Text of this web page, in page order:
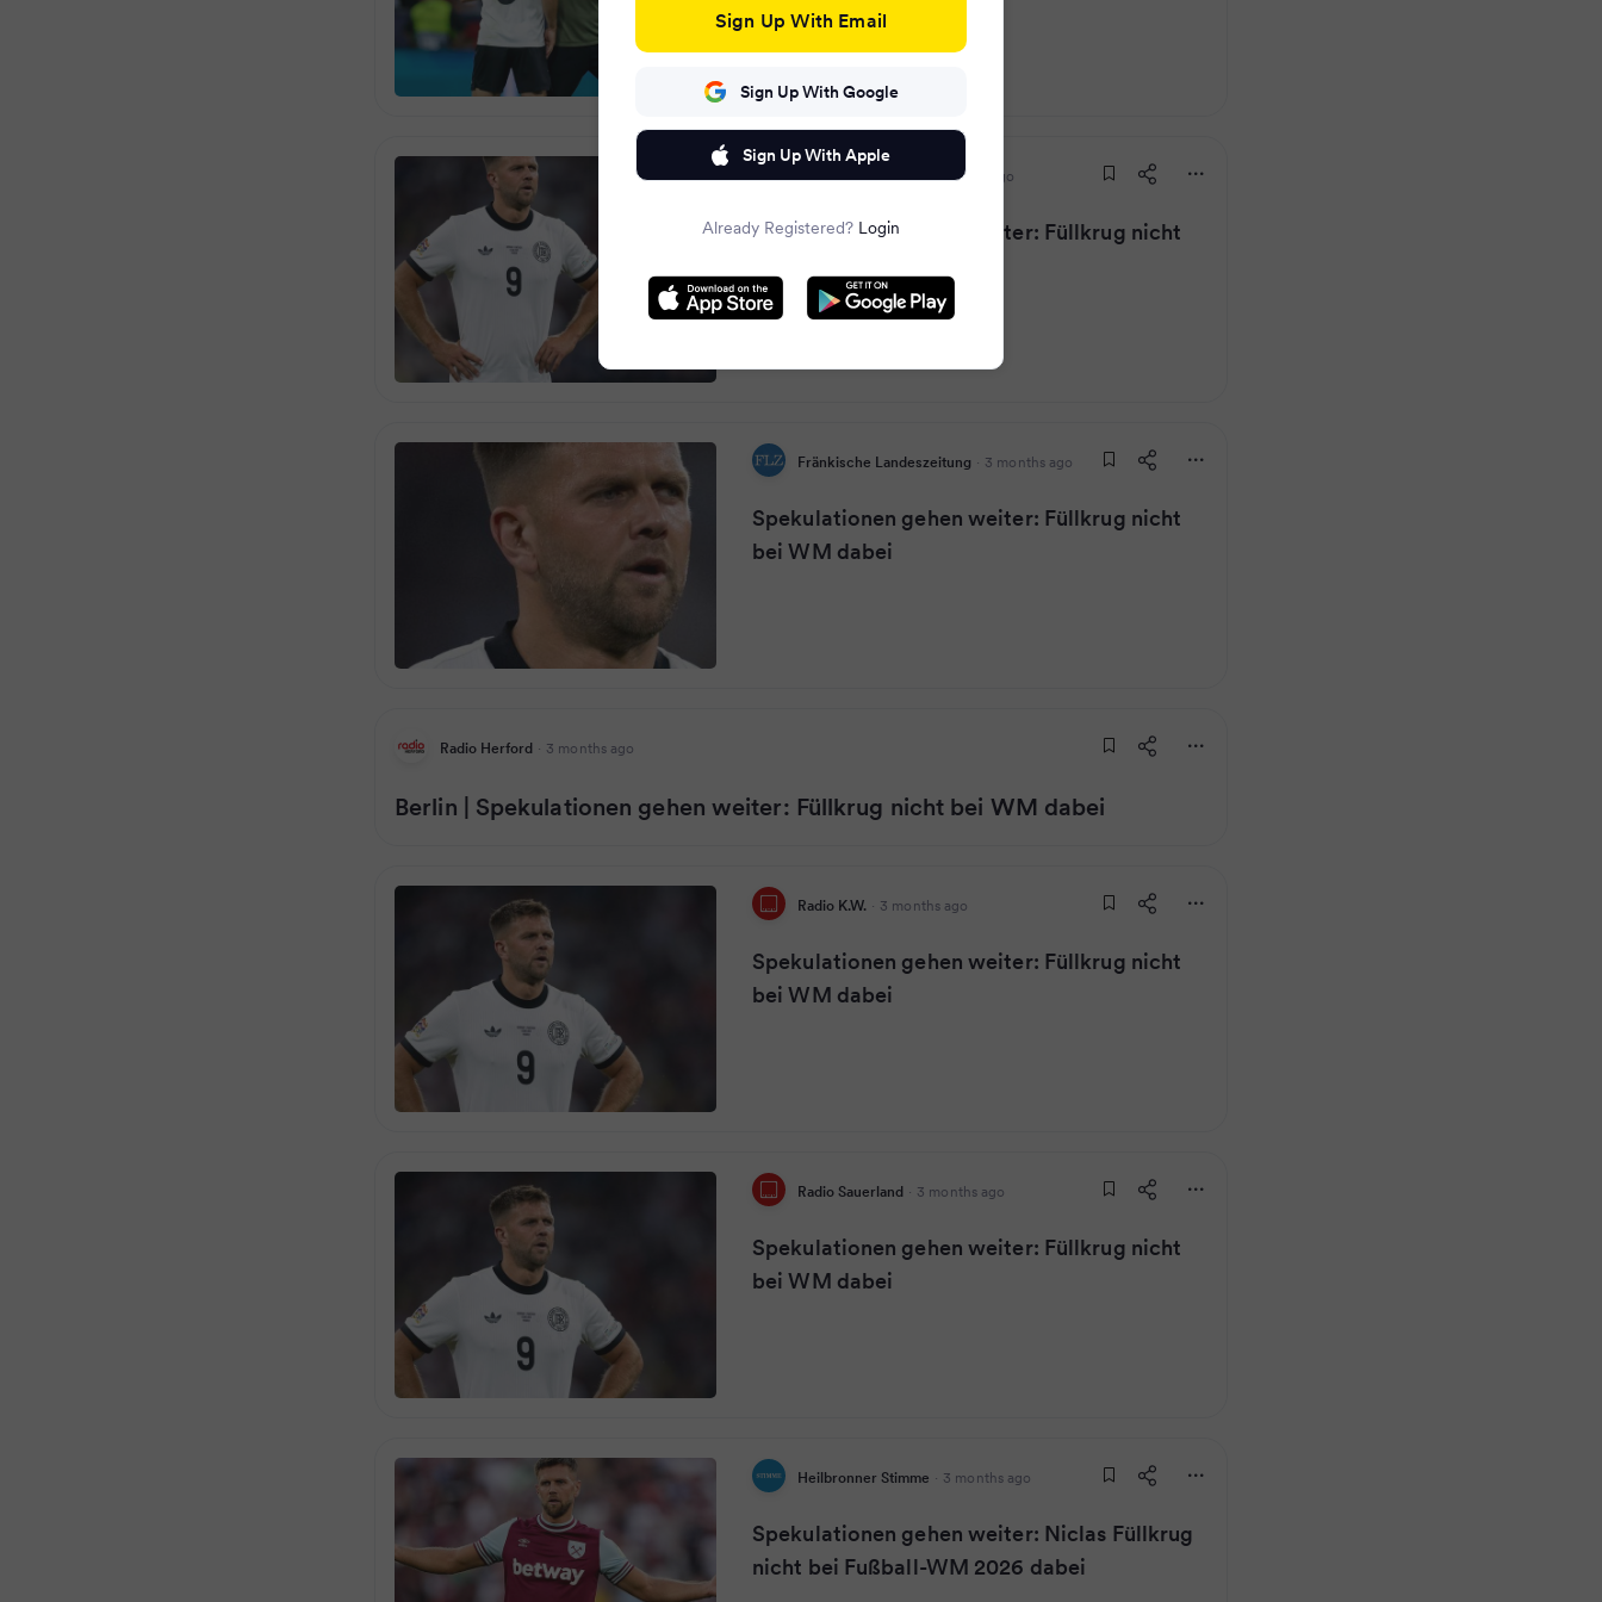
3 months ago
Spekulationen gehen weiter: Füllkrug nicht
Fränkische Landeszeitung · 3 months ago
Spekulationen gehen weiter: Füllkrug nicht
bei WM dabei
Radio Herford · 3 months ago
Berlin | Spekulationen gehen weiter: Füllkrug nicht bei WM dabei
Radio K.W. · 3 months ago
Spekulationen gehen weiter: Füllkrug nicht
bei WM dabei
Radio Sauerland · 3 months ago
Spekulationen gehen weiter: Füllkrug nicht
bei WM dabei
Heilbronner Stimme · 3 months ago
Spekulationen gehen weiter: Niclas Füllkrug
nicht bei Fußball-WM 2026 dabei
Sign Up With Email
Sign Up With Google
Sign Up With Apple
Already Registered? Login